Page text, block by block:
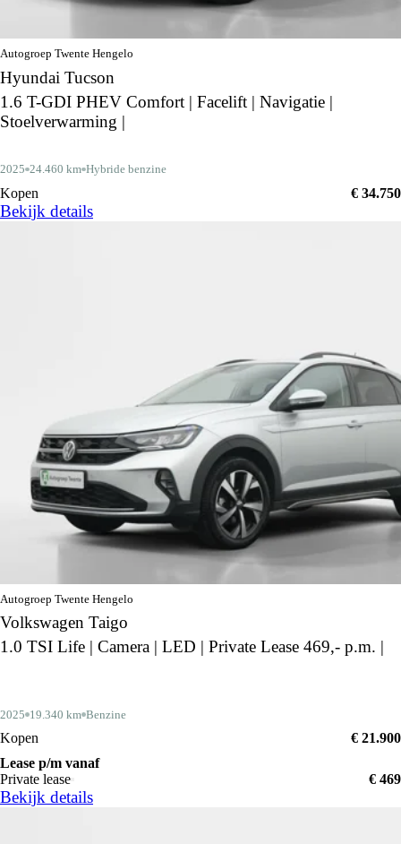
Autogroep Twente Hengelo
Hyundai Tucson
1.6 T-GDI PHEV Comfort | Facelift | Navigatie |
Stoelverwarming |
2025 24.460 km Hybride benzine
Kopen € 34.750
Bekijk details
Autogroep Twente Hengelo
Volkswagen Taigo
1.0 TSI Life | Camera | LED | Private Lease 469,- p.m. |
2025 19.340 km Benzine
Kopen
€ 21.900
Lease p/m vanaf
Private lease
€ 469
Bekijk details